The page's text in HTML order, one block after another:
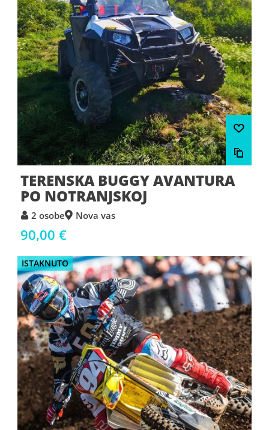
TERENSKA BUGGY AVANTURA
PO NOTRANJSKOJ
2 osobe Nova vas
90,00 €
ISTAKNUTO